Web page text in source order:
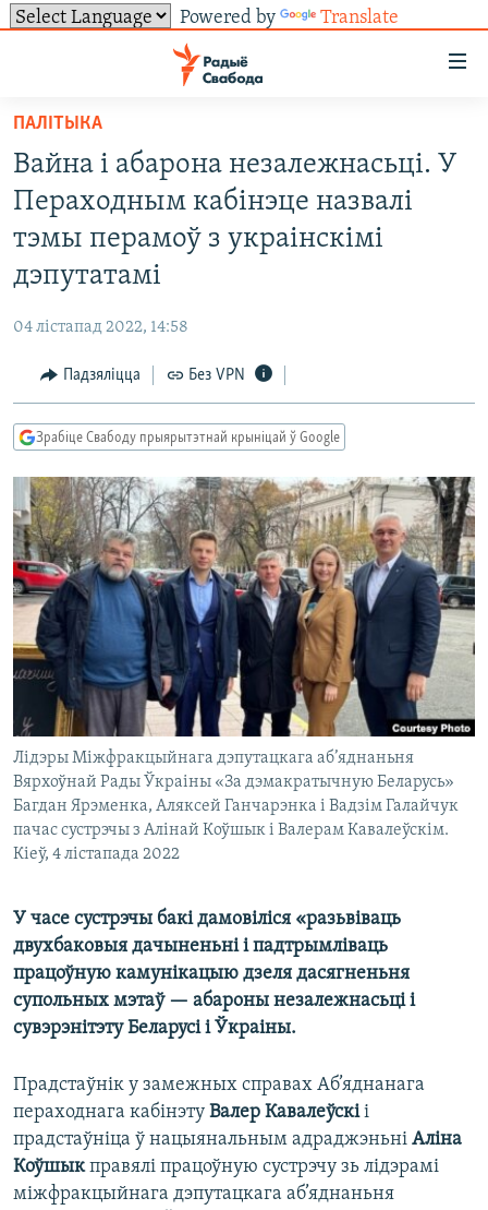
Powered by Translate
ўнівэрсальнага
доступу
Перайсьці
да
галоўнага
зьместу
да
галоўнай
Перайсьці
да
пошуку
ВАЙНА
БЕЛАРУСЫ НА ВАЙНЕ
КУЛЬТУРА
КАЛЯНДАР
ТОЛЬКІ НА СВАБОДЗЕ
КНІГІ
АЎДЫЁКНІГІ
МОВА
НА ХВАЛЯХ СВАБОДЫ
СУВЯЗЬ
АБЫСЬЦІ БЛЯКАВАНЬНЕ
FACEBOOK
TWITTER
САЧЫЦЕ ЗА АБНАЎЛЕНЬНЯМІ
ПАЛІТЫКА
Вайна і абарона незалежнасьці. У
Пераходным кабінэце назвалі
тэмы перамоў з украінскімі
дэпутатамі
04 лістапад 2022, 14:58
Падзяліцца Без VPN
Зрабіце Свабоду прыярытэтнай крыніцай ў Google
Лідэры Міжфракцыйнага дэпутацкага аб’яднаньня
Вярхоўнай Рады Ўкраіны «За дэмакратычную Беларусь»
Багдан Ярэменка, Аляксей Ганчарэнка і Вадзім Галайчук
пачас сустрэчы з Алінай Коўшык і Валерам Кавалеўскім.
Кіеў, 4 лістапада 2022
У часе сустрэчы бакі дамовіліся «разьвіваць
двухбаковыя дачыненьні і падтрымліваць
працоўную камунікацыю дзеля дасягненьня
супольных мэтаў — абароны незалежнасьці і
сувэрэнітэту Беларусі і Ўкраіны.
Прадстаўнік у замежных справах Аб’яднанага
пераходнага кабінэту Валер Кавалеўскіі
прадстаўніца ў нацыянальным адраджэньні Аліна
Коўшыкправялі працоўную сустрэчу зь лідэрамі
міжфракцыйнага дэпутацкага аб’яднаньня